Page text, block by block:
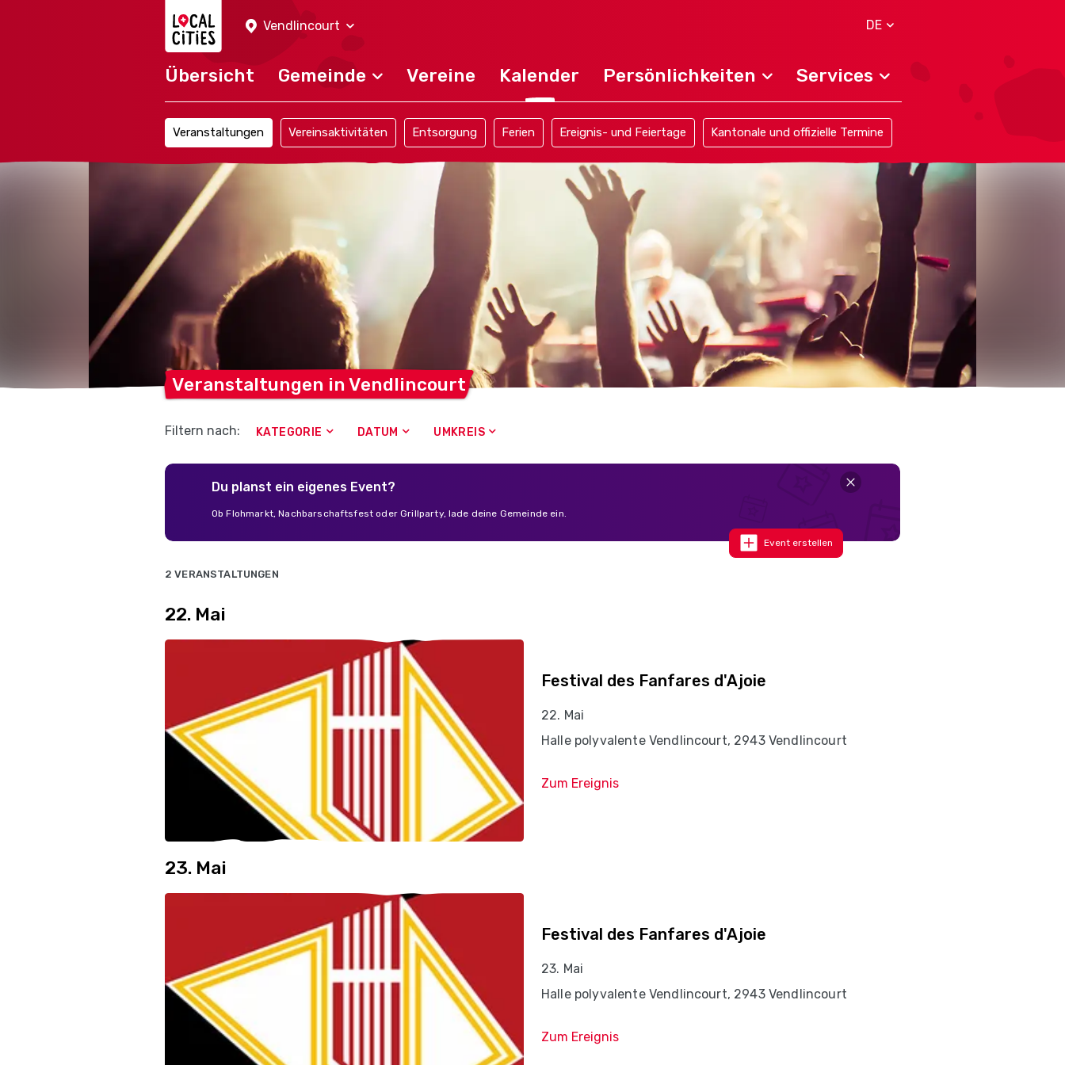
Vendlincourt
DE
Übersicht Gemeinde Vereine Kalender Persönlichkeiten Services
Veranstaltungen Vereinsaktivitäten Entsorgung Ferien Ereignis- und Feiertage Kantonale und offizielle Termine
Veranstaltungen inVendlincourt
Filtern nach: KATEGORIE DATUM UMKREIS
Du planst ein eigenes Event?
Ob Flohmarkt, Nachbarschaftsfest oder Grillparty, lade deine Gemeinde ein.
Event erstellen
2 VERANSTALTUNGEN
22. Mai
Festival des Fanfares d'Ajoie
22. Mai
Halle polyvalente Vendlincourt, 2943 Vendlincourt
Zum Ereignis
23. Mai
Festival des Fanfares d'Ajoie
23. Mai
Halle polyvalente Vendlincourt, 2943 Vendlincourt
Zum Ereignis